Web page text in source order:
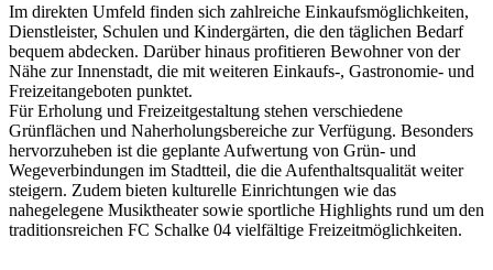
Im direkten Umfeld finden sich zahlreiche Einkaufsmöglichkeiten,
Dienstleister, Schulen und Kindergärten, die den täglichen Bedarf
bequem abdecken. Darüber hinaus profitieren Bewohner von der
Nähe zur Innenstadt, die mit weiteren Einkaufs-, Gastronomie- und
Freizeitangeboten punktet.
Für Erholung und Freizeitgestaltung stehen verschiedene
Grünflächen und Naherholungsbereiche zur Verfügung. Besonders
hervorzuheben ist die geplante Aufwertung von Grün- und
Wegeverbindungen im Stadtteil, die die Aufenthaltsqualität weiter
steigern. Zudem bieten kulturelle Einrichtungen wie das
nahegelegene Musiktheater sowie sportliche Highlights rund um den
traditionsreichen FC Schalke 04 vielfältige Freizeitmöglichkeiten.